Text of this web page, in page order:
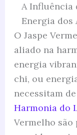
A Influência
Energia dos
O Jaspe
aliado na
energia
chi, ou
necessitam
Harmonia do
Vermelho são